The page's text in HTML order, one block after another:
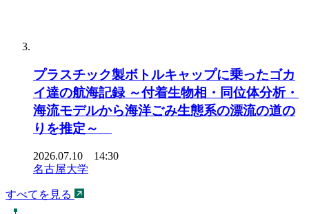
プラスチック製ボトルキャップに乗ったゴカ
イ達の航海記録 ～付着生物相・同位体分析・
海流モデルから海洋ごみ生態系の漂流の道の
りを推定～
2026.07.10 14:30
名古屋大学
すべてを見る